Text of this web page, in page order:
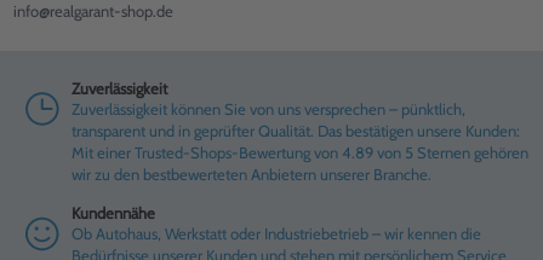
info@realgarant-shop.de
Zuverlässigkeit
Zuverlässigkeit können Sie von uns versprechen – pünktlich,
transparent und in geprüfter Qualität. Das bestätigen unsere Kunden:
Mit einer Trusted-Shops-Bewertung von 4.89 von 5 Sternen gehören
wir zu den bestbewerteten Anbietern unserer Branche.
Kundennähe
Ob Autohaus, Werkstatt oder Industriebetrieb – wir kennen die
Bedürfnisse unserer Kunden und stehen mit persönlichem Service